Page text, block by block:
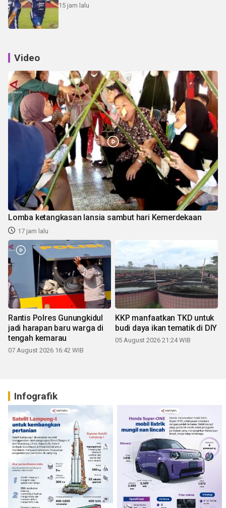
15 jam lalu
Video
Lomba ketangkasan lansia sambut hari Kemerdekaan
17 jam lalu
Rantis Polres Gunungkidul
jadi harapan baru warga di
tengah kemarau
07 August 2026 16:42 WIB
KKP manfaatkan TKD untuk
budi daya ikan tematik di DIY
05 August 2026 21:24 WIB
Infografik